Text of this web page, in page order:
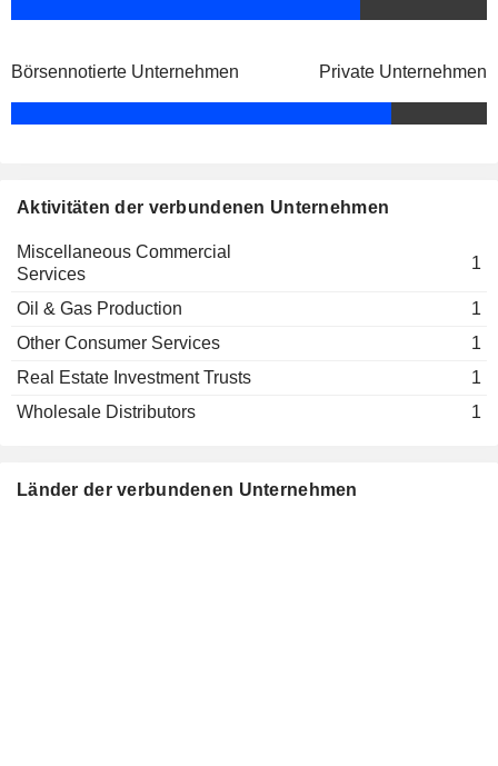
Börsennotierte Unternehmen Private Unternehmen
Aktivitäten der verbundenen Unternehmen
Miscellaneous Commercial
Services
1
Oil & Gas Production
1
Other Consumer Services
1
Real Estate Investment Trusts
1
Wholesale Distributors
1
Länder der verbundenen Unternehmen